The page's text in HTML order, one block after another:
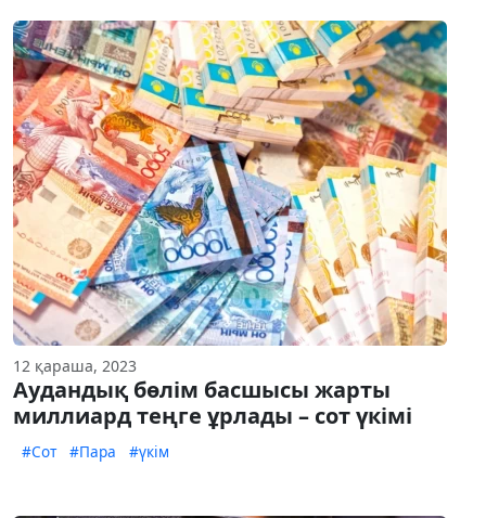
12 қараша, 2023
Аудандық бөлім басшысы жарты
миллиард теңге ұрлады – сот үкімі
#Сот #Пара #үкім